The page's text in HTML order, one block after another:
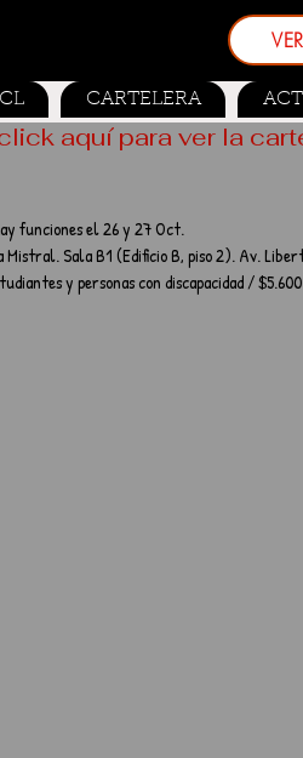
CARTELERA
funciones el 26 y 27 Oct.
Sala B1 (Edificio B, piso 2). Av.
y personas con discapacidad /
aquí para ver la